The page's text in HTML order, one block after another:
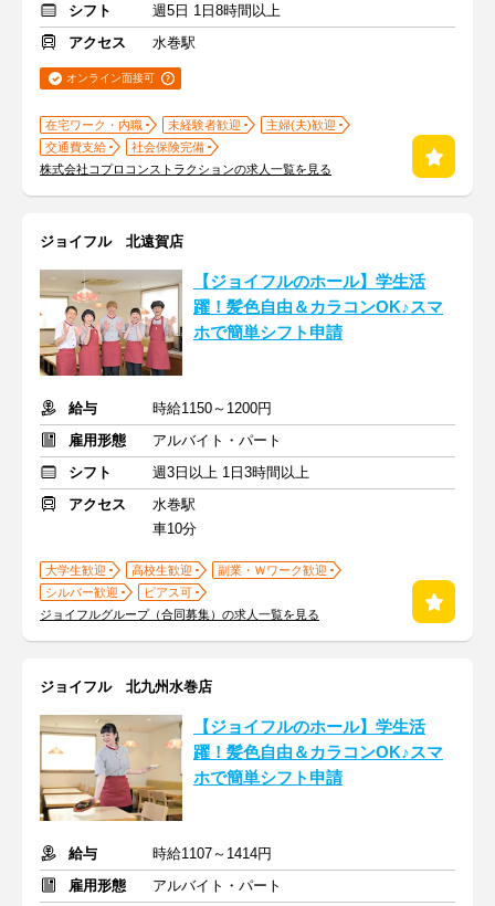
シフト
週5日 1日8時間以上
アクセス
水巻駅
オンライン面接可
在宅ワーク・内職 未経験者歓迎
主婦(夫)歓迎
交通費支給
社会保険完備
株式会社コプロコンストラクションの求人一覧を見る
ジョイフル 北遠賀店
【ジョイフルのホール】学生活
躍！髪色自由＆カラコンOK♪スマ
ホで簡単シフト申請
給与
時給1150～1200円
雇用形態
アルバイト・パート
シフト
週3日以上 1日3時間以上
アクセス
水巻駅
車10分
大学生歓迎 高校生歓迎
副業・Ｗワーク歓迎
シルバー歓迎
ピアス可
ジョイフルグループ（合同募集）の求人一覧を見る
ジョイフル 北九州水巻店
【ジョイフルのホール】学生活
躍！髪色自由＆カラコンOK♪スマ
ホで簡単シフト申請
給与
時給1107～1414円
雇用形態
アルバイト・パート